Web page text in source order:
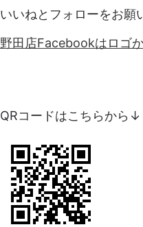
いいねとフォローをお願
野田店Facebookはロゴ
QRコードはこちらから↓